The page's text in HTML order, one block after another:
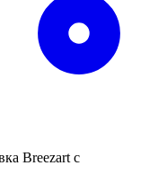
Breezart с